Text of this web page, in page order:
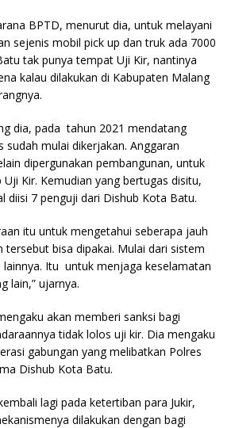
BPTD, menurut dia, untuk melayani
sejenis mobil pick up dan truk ada 7000
tak punya tempat Uji Kir, nantinya
kalau dilakukan di Kabupaten Malang
dia, pada tahun 2021 mendatang
sudah mulai dikerjakan. Anggaran
dipergunakan pembangunan, untuk
Kir. Kemudian yang bertugas disitu,
diisi 7 penguji dari Dishub Kota Batu.
itu untuk mengetahui seberapa jauh
tersebut bisa dipakai. Mulai dari sistem
lainnya. Itu untuk menjaga keselamatan
lain,” ujarnya.
akan memberi sanksi bagi
tidak lolos uji kir. Dia mengaku
gabungan yang melibatkan Polres
Dishub Kota Batu.
lagi pada ketertiban para Jukir,
dilakukan dengan bagi